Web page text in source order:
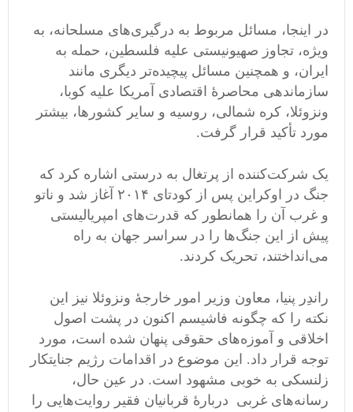
در اینجا، مسائل مربوط به درگیری‌های مسلحانه، به
ویژه، تجاوز صهیونیستی علیه فلسطین، حمله به
ایران، و همچنین مسائل پیچیده‌تر دیگری مانند
سازماندهی محاصرۀ اقتصادی آمریکا علیه کوبا،
ونزوئلا، کره شمالی، روسیه و سایر کشورها، بیشتر
مورد تأکید قرار گرفت.
یک شرکت‌کننده‌ از پرتغال به درستی اشاره کرد که
جنگ در اوکراین پس از کودتای ۲۰۱۴ آغاز شد و ناتو
و غرب آن را همانطور که قدرت‌های امپریالیستی
پیش از این جنگ‌ها را در سراسر جهان به راه
می‌انداختند، تحریک کردند.
راندِر پنیا، معاون وزیر امور خارجۀ ونزوئلا نیز این
نکته را که چگونه فاشیسم اکنون در پشت اصول
اخلاقی و آموزه‌های حقوقی پنهان شده است، مورد
توجه قرار داد. این موضوع در اقدامات رژیم جنایتکار
زلنسکی به خوبی مشهود است. در عین حال،
رسانه‌های غربی دربارۀ قربانیان فقیر روایت‌هایی را